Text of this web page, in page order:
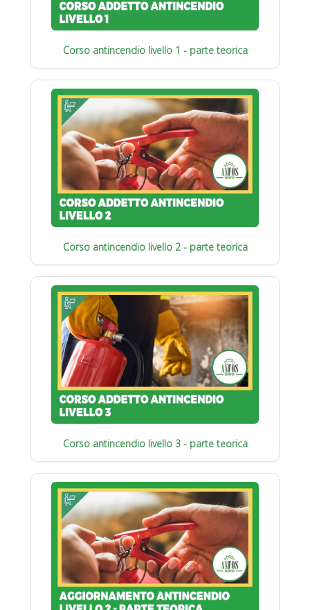
Corso antincendio livello 1 - parte teorica
Corso antincendio livello 2 - parte teorica
Corso antincendio livello 3 - parte teorica